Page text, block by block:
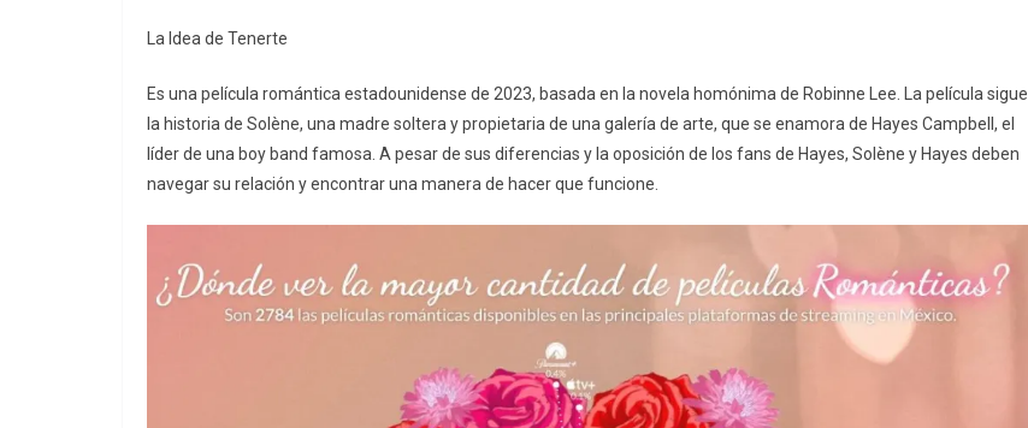
La Idea de Tenerte
Es una película romántica estadounidense de 2023, basada en la novela homónima de Robinne Lee. La película sigue
la historia de Solène, una madre soltera y propietaria de una galería de arte, que se enamora de Hayes Campbell, el
líder de una boy band famosa. A pesar de sus diferencias y la oposición de los fans de Hayes, Solène y Hayes deben
navegar su relación y encontrar una manera de hacer que funcione.